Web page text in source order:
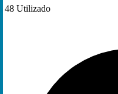
48 Utilizado